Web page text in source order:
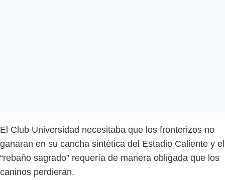
El Club Universidad necesitaba que los fronterizos no
ganaran en su cancha sintética del Estadio Caliente y el
“rebaño sagrado” requería de manera obligada que los
caninos perdieran.